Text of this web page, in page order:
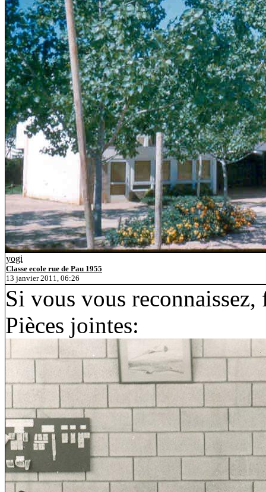
yogi
Classe ecole rue de Pau 1955
13 janvier 2011, 06:26
Si vous vous
Pièces jointes: